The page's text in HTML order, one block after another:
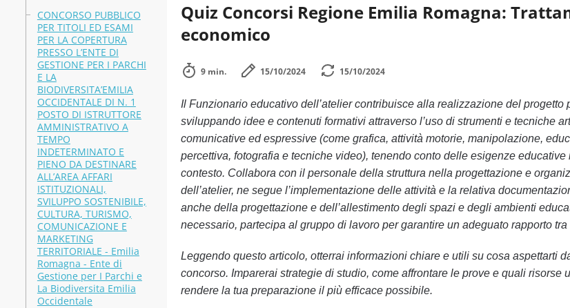
CONCORSO PUBBLICO
PER TITOLI ED ESAMI
PER LA COPERTURA
PRESSO L’ENTE DI
GESTIONE PER I PARCHI
E LA
BIODIVERSITA’EMILIA
OCCIDENTALE DI N. 1
POSTO DI ISTRUTTORE
AMMINISTRATIVO A
TEMPO
INDETERMINATO E
PIENO DA DESTINARE
ALL’AREA AFFARI
ISTITUZIONALI,
SVILUPPO SOSTENIBILE,
CULTURA, TURISMO,
COMUNICAZIONE E
MARKETING
TERRITORIALE - Emilia
Romagna - Ente di
Gestione per I Parchi e
La Biodiversita Emilia
Occidentale
Quiz Concorsi Regione Emilia Romagna:
economico
9 min. 15/10/2024 15/10/2024
Il Funzionario educativo dell’atelier contribuisce alla realizzazione del progetto
sviluppando idee e contenuti formativi attraverso l’uso di strumenti e tecniche
comunicative ed espressive (come grafica, attività motorie, manipolazione,
percettiva, fotografia e tecniche video), tenendo conto delle esigenze
contesto. Collabora con il personale della struttura nella progettazione e
dell’atelier, ne segue l’implementazione delle attività e la relativa
anche della progettazione e dell’allestimento degli spazi e degli ambienti
necessario, partecipa al gruppo di lavoro per garantire un adeguato rapporto
Leggendo questo articolo, otterrai informazioni chiare e utili su cosa aspettarti
concorso. Imparerai strategie di studio, come affrontare le prove e quali risorse
rendere la tua preparazione il più efficace possibile.